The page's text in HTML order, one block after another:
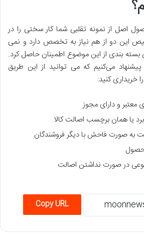
اصل از نمونه تقلبی شما کار سختی را در
این دو از هم نیاز به تخصص دارد و نمی
بسته بندی از این موضوع اطمینان حاصل کرد.
می‌کنیم که می توانید از این طریق
خریداری کنید:
معتبر و دارای مجوز
یا همان برچسب اصالت کالا
به صورت فاحش با دیگر فروشندگان
در صورت نداشتن اصالت
Copy URL